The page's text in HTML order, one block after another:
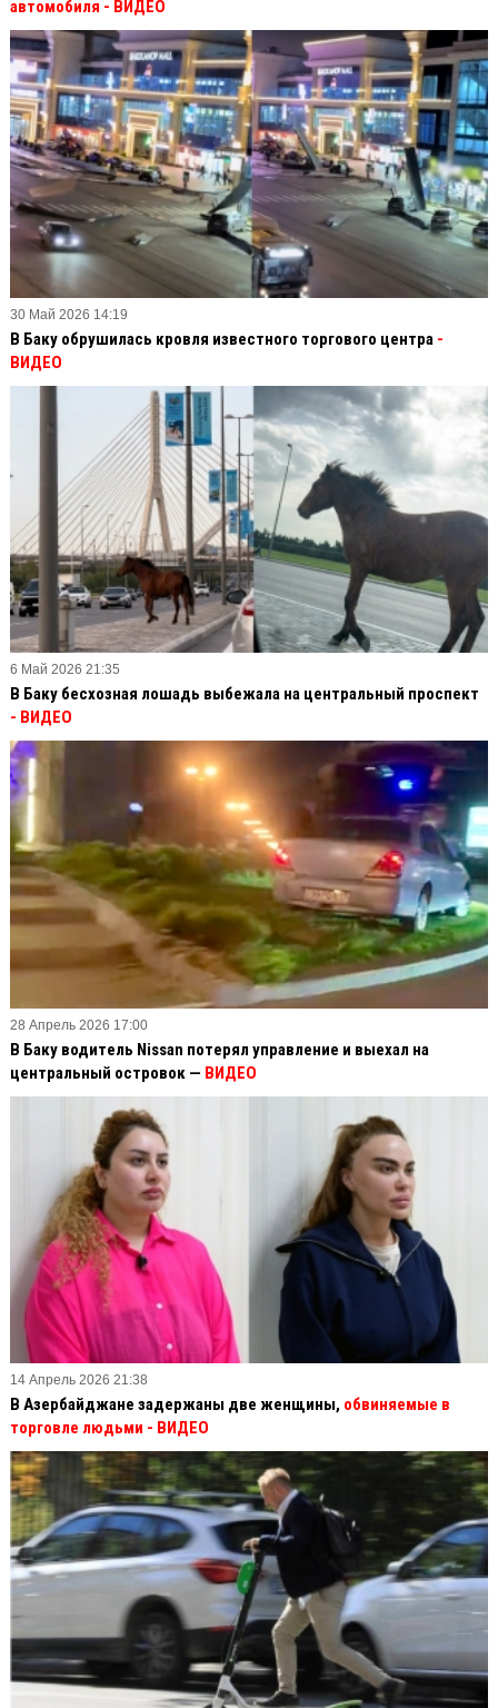
автомобиля - ВИДЕО
30 Май 2026 14:19
В Баку обрушилась кровля известного торгового центра -
ВИДЕО
6 Май 2026 21:35
В Баку бесхозная лошадь выбежала на центральный проспект
- ВИДЕО
28 Апрель 2026 17:00
В Баку водитель Nissan потерял управление и выехал на
центральный островок — ВИДЕО
14 Апрель 2026 21:38
В Азербайджане задержаны две женщины, обвиняемые в
торговле людьми - ВИДЕО